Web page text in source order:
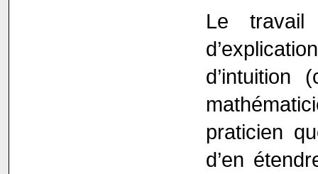
Le
d’intuition
praticien
d’en